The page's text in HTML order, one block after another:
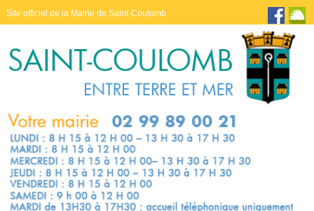
Site officiel de la Mairie de Saint-Coulomb